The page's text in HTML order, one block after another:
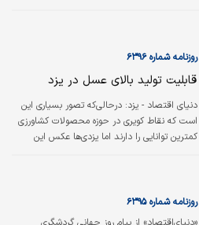
روزنامه شماره ۶۳۹۶
قابلیت تولید بالای عسل در یزد
دنیای اقتصاد - یزد: درحالی‌که تصور بسیاری این
است که نقاط کویری در حوزه محصولات کشاورزی
کمترین توانایی را دارند اما یزدی‌ها عکس این
روزنامه شماره ۶۳۹۵